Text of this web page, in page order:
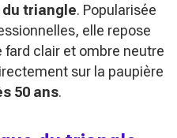
triangle. Popularisée
elle repose
fard clair et ombre neutre
sur la paupière
50 ans.